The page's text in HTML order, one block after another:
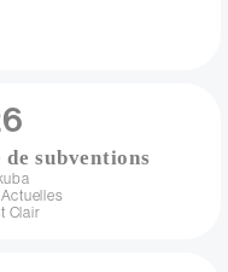
de subventions
Clair